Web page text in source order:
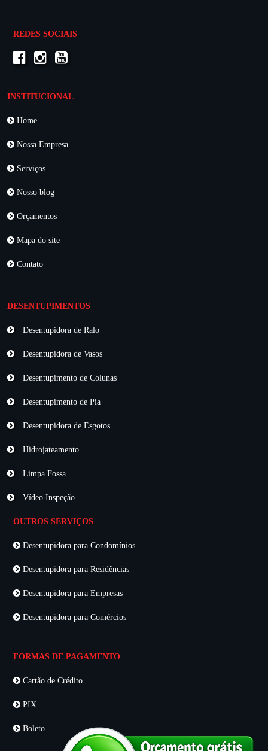
REDES SOCIAIS
INSTITUCIONAL
Home
Nossa Empresa
Serviços
Nosso blog
Orçamentos
Mapa do site
Contato
DESENTUPIMENTOS
Desentupidora de Ralo
Desentupidora de Vasos
Desentupimento de Colunas
Desentupimento de Pia
Desentupidora de Esgotos
Hidrojateamento
Limpa Fossa
Vídeo Inspeção
OUTROS SERVIÇOS
Desentupidora para Condomínios
Desentupidora para Residências
Desentupidora para Empresas
Desentupidora para Comércios
FORMAS DE PAGAMENTO
Cartão de Crédito
PIX
Boleto